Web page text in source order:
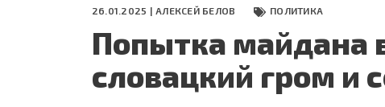
26.01.2025 |АЛЕКСЕЙ БЕЛОВ ПОЛИТИКА
Попытка майдана
словацкий гром и